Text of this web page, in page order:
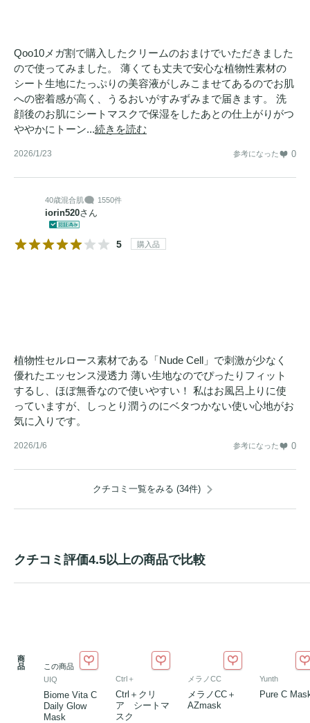
Qoo10メガ割で購入したクリームのおまけでいただきました
ので使ってみました。 薄くても丈夫で安心な植物性素材の
シート生地にたっぷりの美容液がしみこませてあるのでお肌
への密着感が高く、うるおいがすみずみまで届きます。 洗
顔後のお肌にシートマスクで保湿をしたあとの仕上がりがつ
ややかにトーン...続きを読む
2026/1/23 参考になった 0
40歳混合肌 1550件
iorin520さん
5 購入品
植物性セルロース素材である「Nude Cell」で刺激が少なく
優れたエッセンス浸透力 薄い生地なのでぴったりフィット
するし、ほぼ無香なので使いやすい！ 私はお風呂上りに使
っていますが、しっとり潤うのにベタつかない使い心地がお
気に入りです。
2026/1/6 参考になった 0
クチコミ一覧をみる (34件)
クチコミ評価4.5以上の商品で比較
商
品
この商品
UIQ
Biome Vita C
Daily Glow
Mask
Ctrl＋
Ctrl＋クリ
ア シートマ
スク
メラノCC
メラノCC＋
AZmask
Yunth
Pure C